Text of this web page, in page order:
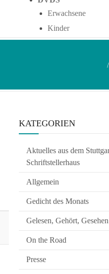
Erwachsene
Kinder
KATEGORIEN
Aktuelles aus dem
Schriftstellerhaus
Allgemein
Gedicht des Monats
Gelesen, Gehört, Gesehen
On the Road
Presse